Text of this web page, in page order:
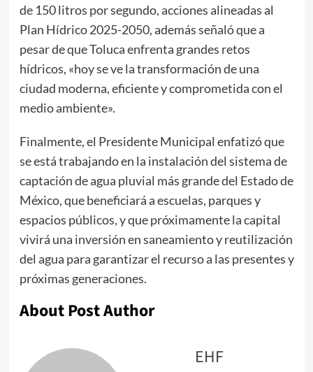
de 150 litros por segundo, acciones alineadas al
Plan Hídrico 2025-2050, además señaló que a
pesar de que Toluca enfrenta grandes retos
hídricos, «hoy se ve la transformación de una
ciudad moderna, eficiente y comprometida con el
medio ambiente».
Finalmente, el Presidente Municipal enfatizó que
se está trabajando en la instalación del sistema de
captación de agua pluvial más grande del Estado de
México, que beneficiará a escuelas, parques y
espacios públicos, y que próximamente la capital
vivirá una inversión en saneamiento y reutilización
del agua para garantizar el recurso a las presentes y
próximas generaciones.
About Post Author
EHF